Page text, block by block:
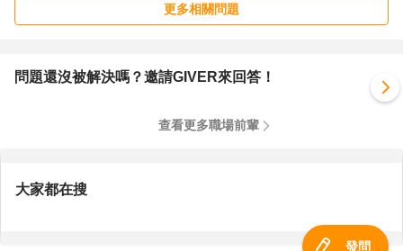
更多相關問題
問題還沒被解決嗎？邀請GIVER來回答！
查看更多職場前輩
大家都在搜
發問